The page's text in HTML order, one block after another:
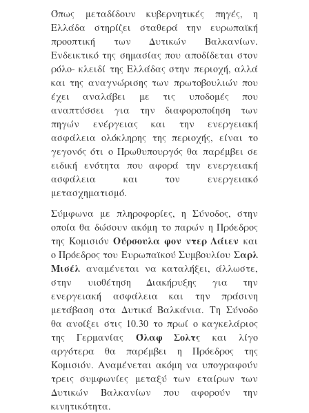
Όπως μεταδίδουν κυβερνητικές πηγές, η
Ελλάδα στηρίζει σταθερά την ευρωπαϊκή
προοπτική των Δυτικών Βαλκανίων.
Ενδεικτικό της σημασίας που αποδίδεται στον
ρόλο- κλειδί της Ελλάδας στην περιοχή, αλλά
και της αναγνώρισης των πρωτοβουλιών που
έχει αναλάβει με τις υποδομές που
αναπτύσσει για την διαφοροποίηση των
πηγών ενέργειας και την ενεργειακή
ασφάλεια ολόκληρης της περιοχής, είναι το
γεγονός ότι ο Πρωθυπουργός θα παρέμβει σε
ειδική ενότητα που αφορά την ενεργειακή
ασφάλεια και τον ενεργειακό
μετασχηματισμό.
Σύμφωνα με πληροφορίες, η Σύνοδος, στην
οποία θα δώσουν ακόμη το παρών η Πρόεδρος
της ΚομισιόνΟύρσουλα φον ντερ Λάιεν και
ο Πρόεδρος του Ευρωπαϊκού Συμβουλίου Σαρλ
Μισέλ αναμένεται να καταλήξει, άλλωστε,
στην υιοθέτηση Διακήρυξης για την
ενεργειακή ασφάλεια και την πράσινη
μετάβαση στα Δυτικά Βαλκάνια. Τη Σύνοδο
θα ανοίξει στις 10.30 το πρωί ο καγκελάριος
της Γερμανίας Όλαφ Σολτς και λίγο
αργότερα θα παρέμβει η Πρόεδρος της
Κομισιόν. Αναμένεται ακόμη να υπογραφούν
τρεις συμφωνίες μεταξύ των εταίρων των
Δυτικών Βαλκανίων που αφορούν την
κινητικότητα.